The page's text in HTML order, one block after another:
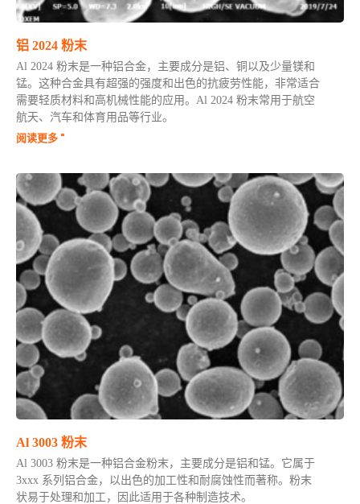
铝 2024 粉末
Al 2024 粉末是一种铝合金，主要成分是铝、铜以及少量镁和
锰。这种合金具有超强的强度和出色的抗疲劳性能，非常适合
需要轻质材料和高机械性能的应用。Al 2024 粉末常用于航空
航天、汽车和体育用品等行业。
阅读更多 "
Al 3003 粉末
Al 3003 粉末是一种铝合金粉末，主要成分是铝和锰。它属于
3xxx 系列铝合金，以出色的加工性和耐腐蚀性而著称。粉末
状易于处理和加工，因此适用于各种制造技术。